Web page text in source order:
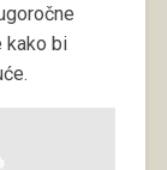
kako bi